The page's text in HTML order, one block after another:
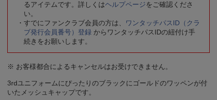
るアイテムです。詳しくはヘルプページをご確認くださ
い。
すでにファンクラブ会員の方は、
ワンタッチパスID（クラ
ブ発行会員番号）登録 からワンタッチパスIDの紐付け手
続きをお願いします。
※ お客様都合によるキャンセルはお受けできません。
3rdユニフォームにぴったりのブラックにゴールドのワッペンが付
いたメッシュキャップです。